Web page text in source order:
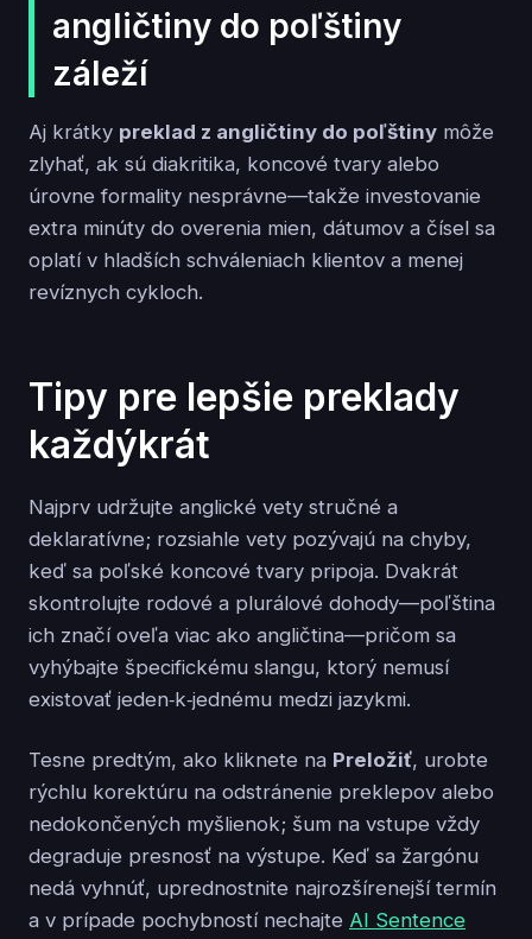
angličtiny do poľštiny
záleží
Aj krátky preklad z angličtiny do poľštiny môže
zlyhať, ak sú diakritika, koncové tvary alebo
úrovne formality nesprávne—takže investovanie
extra minúty do overenia mien, dátumov a čísel sa
oplatí v hladších schváleniach klientov a menej
revíznych cykloch.
Tipy pre lepšie preklady
každýkrát
Najprv udržujte anglické vety stručné a
deklaratívne; rozsiahle vety pozývajú na chyby,
keď sa poľské koncové tvary pripoja. Dvakrát
skontrolujte rodové a plurálové dohody—poľština
ich značí oveľa viac ako angličtina—pričom sa
vyhýbajte špecifickému slangu, ktorý nemusí
existovať jeden‑k‑jednému medzi jazykmi.
Tesne predtým, ako kliknete na Preložiť, urobte
rýchlu korektúru na odstránenie preklepov alebo
nedokončených myšlienok; šum na vstupe vždy
degraduje presnosť na výstupe. Keď sa žargónu
nedá vyhnúť, uprednostnite najrozšírenejší termín
a v prípade pochybností nechajte AI Sentence